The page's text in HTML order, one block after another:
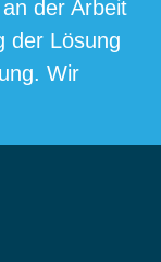
der Arbeit
der Lösung
Wir